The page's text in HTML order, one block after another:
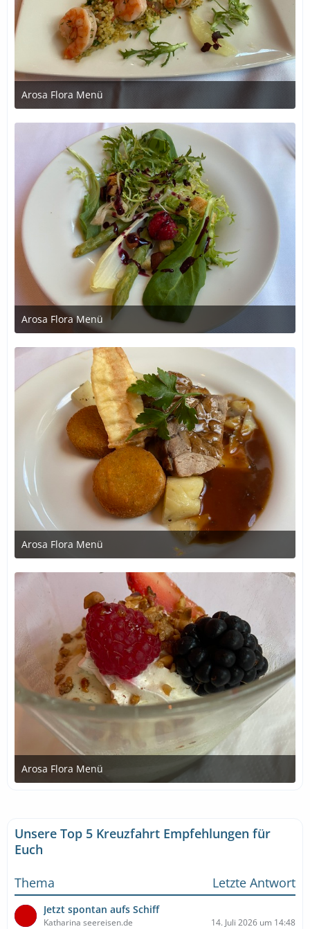
Arosa Flora Menü
1. Juli 2020 um 21:22
Arosa Flora Menü
1. Juli 2020 um 21:22
Arosa Flora Menü
1. Juli 2020 um 21:22
Arosa Flora Menü
1. Juli 2020 um 21:22
Unsere Top 5 Kreuzfahrt Empfehlungen für
Euch
Thema
Letzte Antwort
Jetzt spontan aufs Schiff
Katharina seereisen.de 14. Juli 2026 um 14:48